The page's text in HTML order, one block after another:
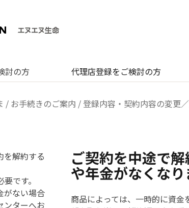
討の方 代理店登録をご検討の方
/ お手続きのご案内 /登録内容・契約内容の変更
を解約する
です。
がない場合
ンターへお
ご契約を中途で
や年金がなくなり
商品によっては、一時的に資金